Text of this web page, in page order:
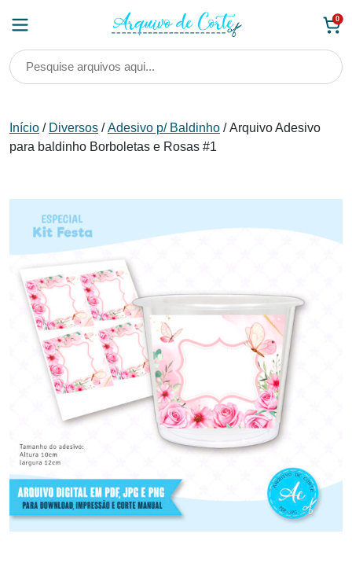
0
Início / Diversos /Adesivo p/ Baldinho / Arquivo Adesivo
para baldinho Borboletas e Rosas #1